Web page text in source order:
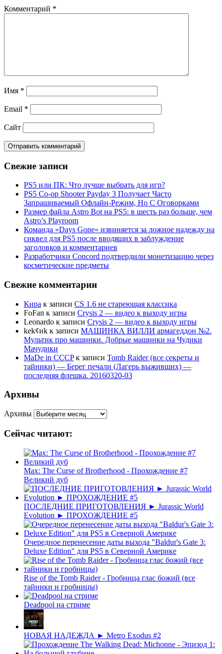
Комментарий *
Имя *
Email *
Сайт
Свежие записи
PS5 или ПК: Что лучше выбрать для игр?
PS5 Co-op Shooter Payday 3 Получает Часто
Запрашиваемый Офлайн-Режим, Но С Оговорками
Размер файла Astro Bot на PS5: в шесть раз больше, чем
Astro’s Playroom
Команда «Days Gone» извиняется за ложное надежду на
сиквел для PS5 после вводящих в заблуждение
заголовков и комментариев
Разработчики Concord подтвердили монетизацию через
косметические предметы
Свежие комментарии
Кира к записи CS 1.6 не стареющая классика
FoFan к записи Crysis 2 — видео к выходу игры
Leonardo к записи Crysis 2 — видео к выходу игры
kek¢иk к записи МАШИНКА ВИЛЛИ армагеддон №2.
Мультик про машинки. Добрые машинки на Чудики
Мачудики
MaDe in CCCPк записи Tomb Raider (все секреты и
тайники) — Берег печали (Лагерь выживших) —
последняя флешка. 20160320-03
Архивы
Архивы
Сейчас читают:
Max: The Curse of Brotherhood - Прохождение #7
Великий дуб
ПОСЛЕДНИЕ ПРИГОТОВЛЕНИЯ ► Jurassic World
Evolution ► ПРОХОЖДЕНИЕ #5
Очередное перенесение даты выхода "Baldur's Gate 3:
Deluxe Edition" для PS5 в Северной Америке
Rise of the Tomb Raider - Гробница глас божий (все
тайники и гробницы)
Deadpool на стриме
НОВАЯ НАДЕЖДА ► Metro Exodus #2